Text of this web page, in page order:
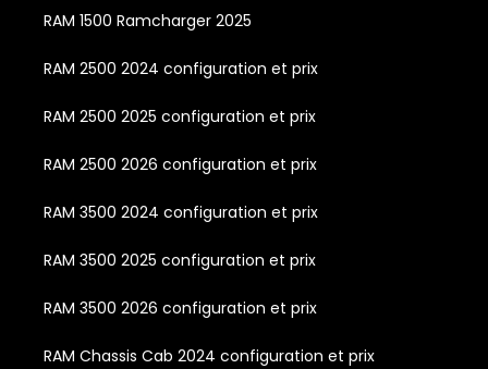
RAM 1500 Ramcharger 2025
RAM 2500 2024 configuration et prix
RAM 2500 2025 configuration et prix
RAM 2500 2026 configuration et prix
RAM 3500 2024 configuration et prix
RAM 3500 2025 configuration et prix
RAM 3500 2026 configuration et prix
RAM Chassis Cab 2024 configuration et prix